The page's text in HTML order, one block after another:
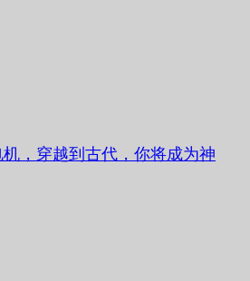
，穿越到古代，你将成为神